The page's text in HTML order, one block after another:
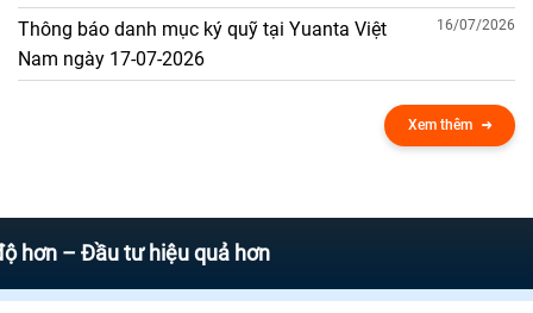
Thông báo danh mục ký quỹ tại Yuanta Việt
Nam ngày 17-07-2026
16/07/2026
Xem thêm
Đầu tư hiệu quả hơn